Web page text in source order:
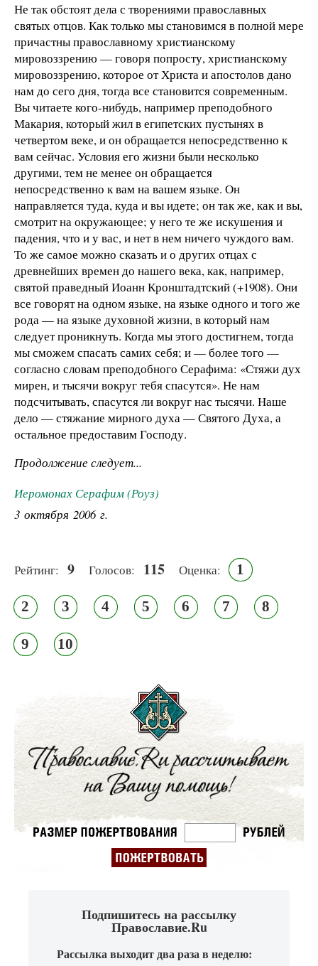
Не так обстоят дела с творениями православных
святых отцов. Как только мы становимся в полной мере
причастны православному христианскому
мировоззрению — говоря попросту, христианскому
мировоззрению, которое от Христа и апостолов дано
нам до сего дня, тогда все становится современным.
Вы читаете кого-нибудь, например преподобного
Макария, который жил в египетских пустынях в
четвертом веке, и он обращается непосредственно к
вам сейчас. Условия его жизни были несколько
другими, тем не менее он обращается
непосредственно к вам на вашем языке. Он
направляется туда, куда и вы идете; он так же, как и вы,
смотрит на окружающее; у него те же искушения и
падения, что и у вас, и нет в нем ничего чуждого вам.
То же самое можно сказать и о других отцах с
древнейших времен до нашего века, как, например,
святой праведный Иоанн Кронштадтский (+1908). Они
все говорят на одном языке, на языке одного и того же
рода — на языке духовной жизни, в который нам
следует проникнуть. Когда мы этого достигнем, тогда
мы сможем спасать самих себя; и — более того —
согласно словам преподобного Серафима: «Стяжи дух
мирен, и тысячи вокруг тебя спасутся». Не нам
подсчитывать, спасутся ли вокруг нас тысячи. Наше
дело — стяжание мирного духа — Святого Духа, а
остальное предоставим Господу.
Продолжение следует...
Иеромонах Серафим (Роуз)
3 октября 2006 г.
Рейтинг: 9 Голосов: 115 Оценка: 1
2 3 4 5 6 7 8
9 10
Подпишитесь на рассылку
Православие.Ru
Рассылка выходит два раза в неделю: